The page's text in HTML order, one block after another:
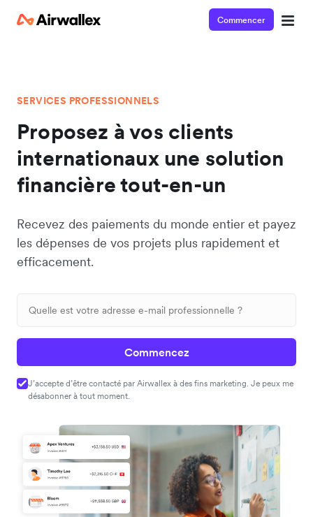
Commencer
SERVICES PROFESSIONNELS
Proposez à vos clients
internationaux une solution
financière tout-en-un
Recevez des paiements du monde entier et payez
les dépenses de vos projets plus rapidement et
efficacement.
Commencez
J’accepte d’être contacté par Airwallex à des fins marketing. Je peux me
désabonner à tout moment.